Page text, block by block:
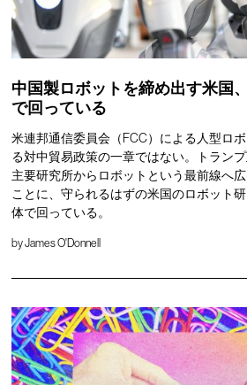
中国製ロボットを締め出す米国
で回っている
米連邦通信委員会（FCC）による人型ロ
る対中貿易政策の一章ではない。トラン
主要研究所からロボットという最前線へ
ことに、守られるはずの米国のロボット
体で回っている。
byJames O'Donnell